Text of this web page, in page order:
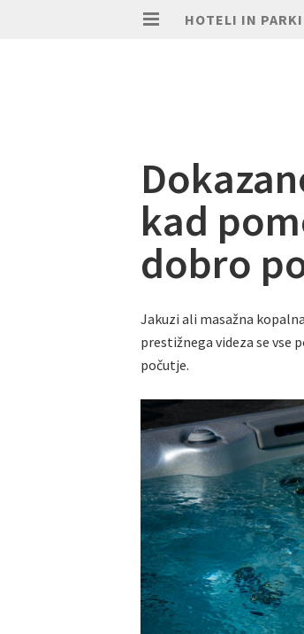
HOTELI IN
kad
dobro
Jakuzi ali masažna
prestižnega videza se vse
počutje.